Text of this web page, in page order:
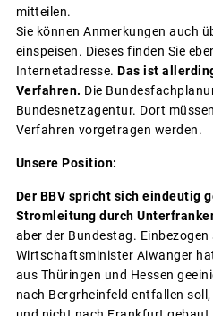
mitteilen.
Sie können Anmerkungen auch
einspeisen. Dieses finden Sie
Internetadresse. Das ist
Verfahren. Die
Bundesnetzagentur. Dort
Verfahren vorgetragen werden.
Unsere Position:
Der BBV spricht sich eindeutig
Stromleitung durch
aber der Bundestag.
Wirtschaftsminister Aiwanger
aus Thüringen und Hessen
nach Bergrheinfeld entfallen